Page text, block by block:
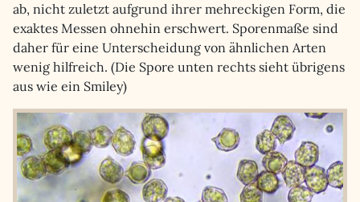
ab, nicht zuletzt aufgrund ihrer mehreckigen Form, die
exaktes Messen ohnehin erschwert. Sporenmaße sind
daher für eine Unterscheidung von ähnlichen Arten
wenig hilfreich. (Die Spore unten rechts sieht übrigens
aus wie ein Smiley)